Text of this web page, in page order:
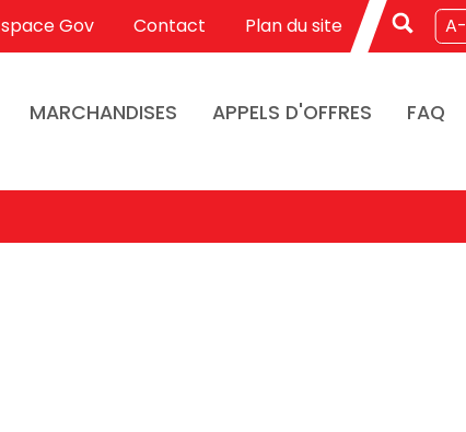
A-
Gov Contact Plan du site
MARCHANDISES APPELS D'OFFRES FAQ